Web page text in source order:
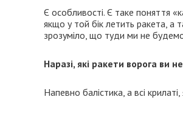
Є особливості. Є таке поняття
якщо у той бік летить ракета, а
зрозуміло, що туди ми не будемо
Наразі, які ракети ворога ви
Напевно балістика, а всі